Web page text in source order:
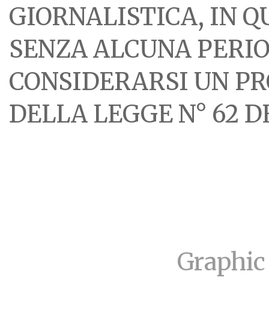
GIORNALISTICA, IN
SENZA ALCUNA
CONSIDERARSI UN
DELLA LEGGE N° 62